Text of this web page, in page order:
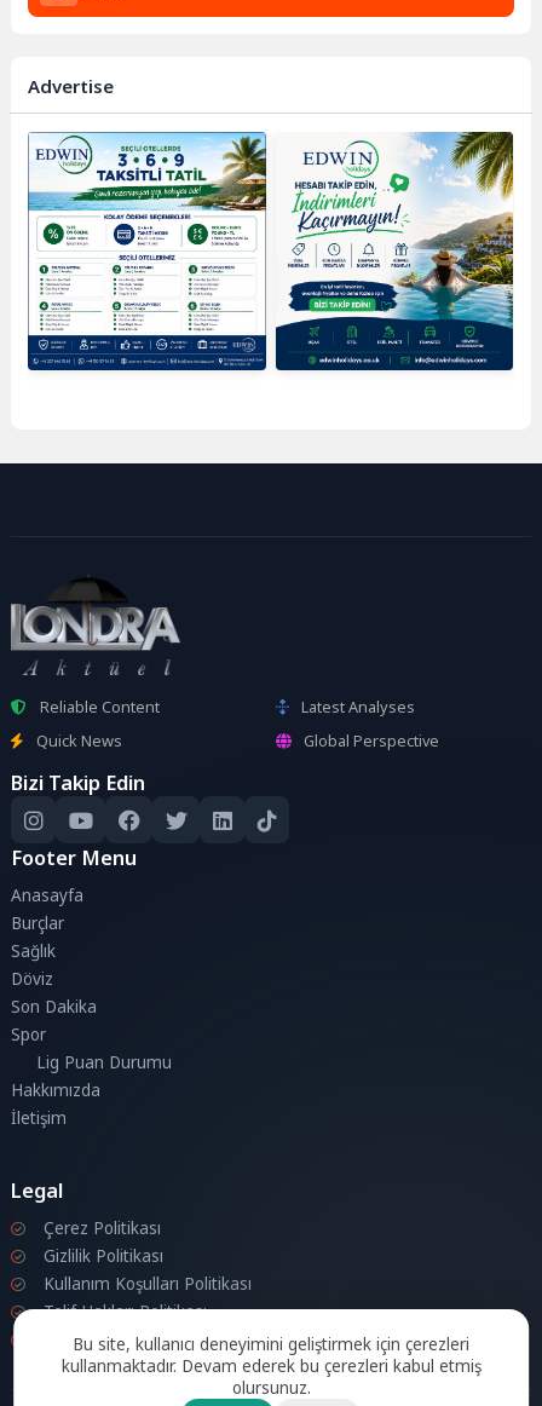
Advertise
Reliable Content
Latest Analyses
Quick News
Global Perspective
Bizi Takip Edin
Footer Menu
Anasayfa
Burçlar
Sağlık
Döviz
Son Dakika
Spor
Lig Puan Durumu
Hakkımızda
İletişim
Legal
Çerez Politikası
Gizlilik Politikası
Kullanım Koşulları Politikası
Telif Hakları Politikası
İletişim
Bu site, kullanıcı deneyimini geliştirmek için çerezleri
kullanmaktadır. Devam ederek bu çerezleri kabul etmiş
olursunuz.